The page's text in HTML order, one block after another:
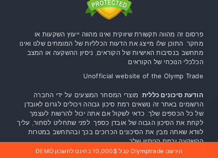
פרסום זה מהווה תקשורת שיווקית ואינו מהווה ייעוץ השקעות או
מחקר. התוכן שלו מייצג את הדעות הכלליות של המומחים שלנו ואינו
מתחשב בנסיבות האישיות של הקוראים, ניסיון ההשקעה או המצב
הכלכלי הנוכחי של הקוראים.
Unofficial website of the Olymp Trade
הודעת סיכונים כללית: מוצרי המסחר המוצעים על ידי החברה
הרשומים באתר זה נושאים רמת סיכון גבוהה ויכולים לגרום לאובדן
של כל הכספים שלך. כדאי לשקול אם אתה יכול להרשות לעצמך
לקחת את הסיכון הגבוה של אובדן כספך. לפני שתחליט לסחור, עליך
לוודא שאתה מבין את הסיכונים הכרוכים בכך ובהתחשב במטרות
ההשקעה ורמת הניסיון שלך.
הירשם Olymptrade קבל 10,000$ בחינם לחשבון DEMO